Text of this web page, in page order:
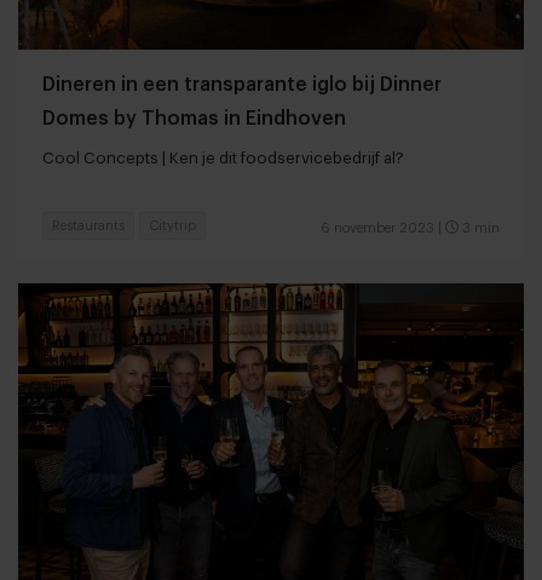
Dineren in een transparante iglo bij Dinner
Domes by Thomas in Eindhoven
Cool Concepts | Ken je dit foodservicebedrijf al?
6 november 2023 3 min
Restaurants Citytrip